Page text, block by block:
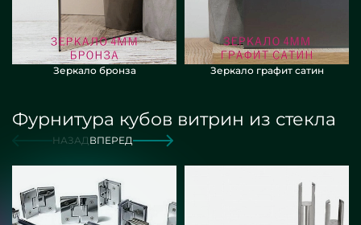
Зеркало бронза Зеркало графит сатин
Фурнитура кубов витрин из стекла
НАЗАДВПЕРЕД